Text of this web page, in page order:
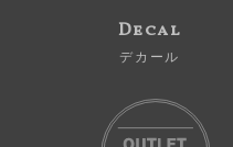
Decal
デカール